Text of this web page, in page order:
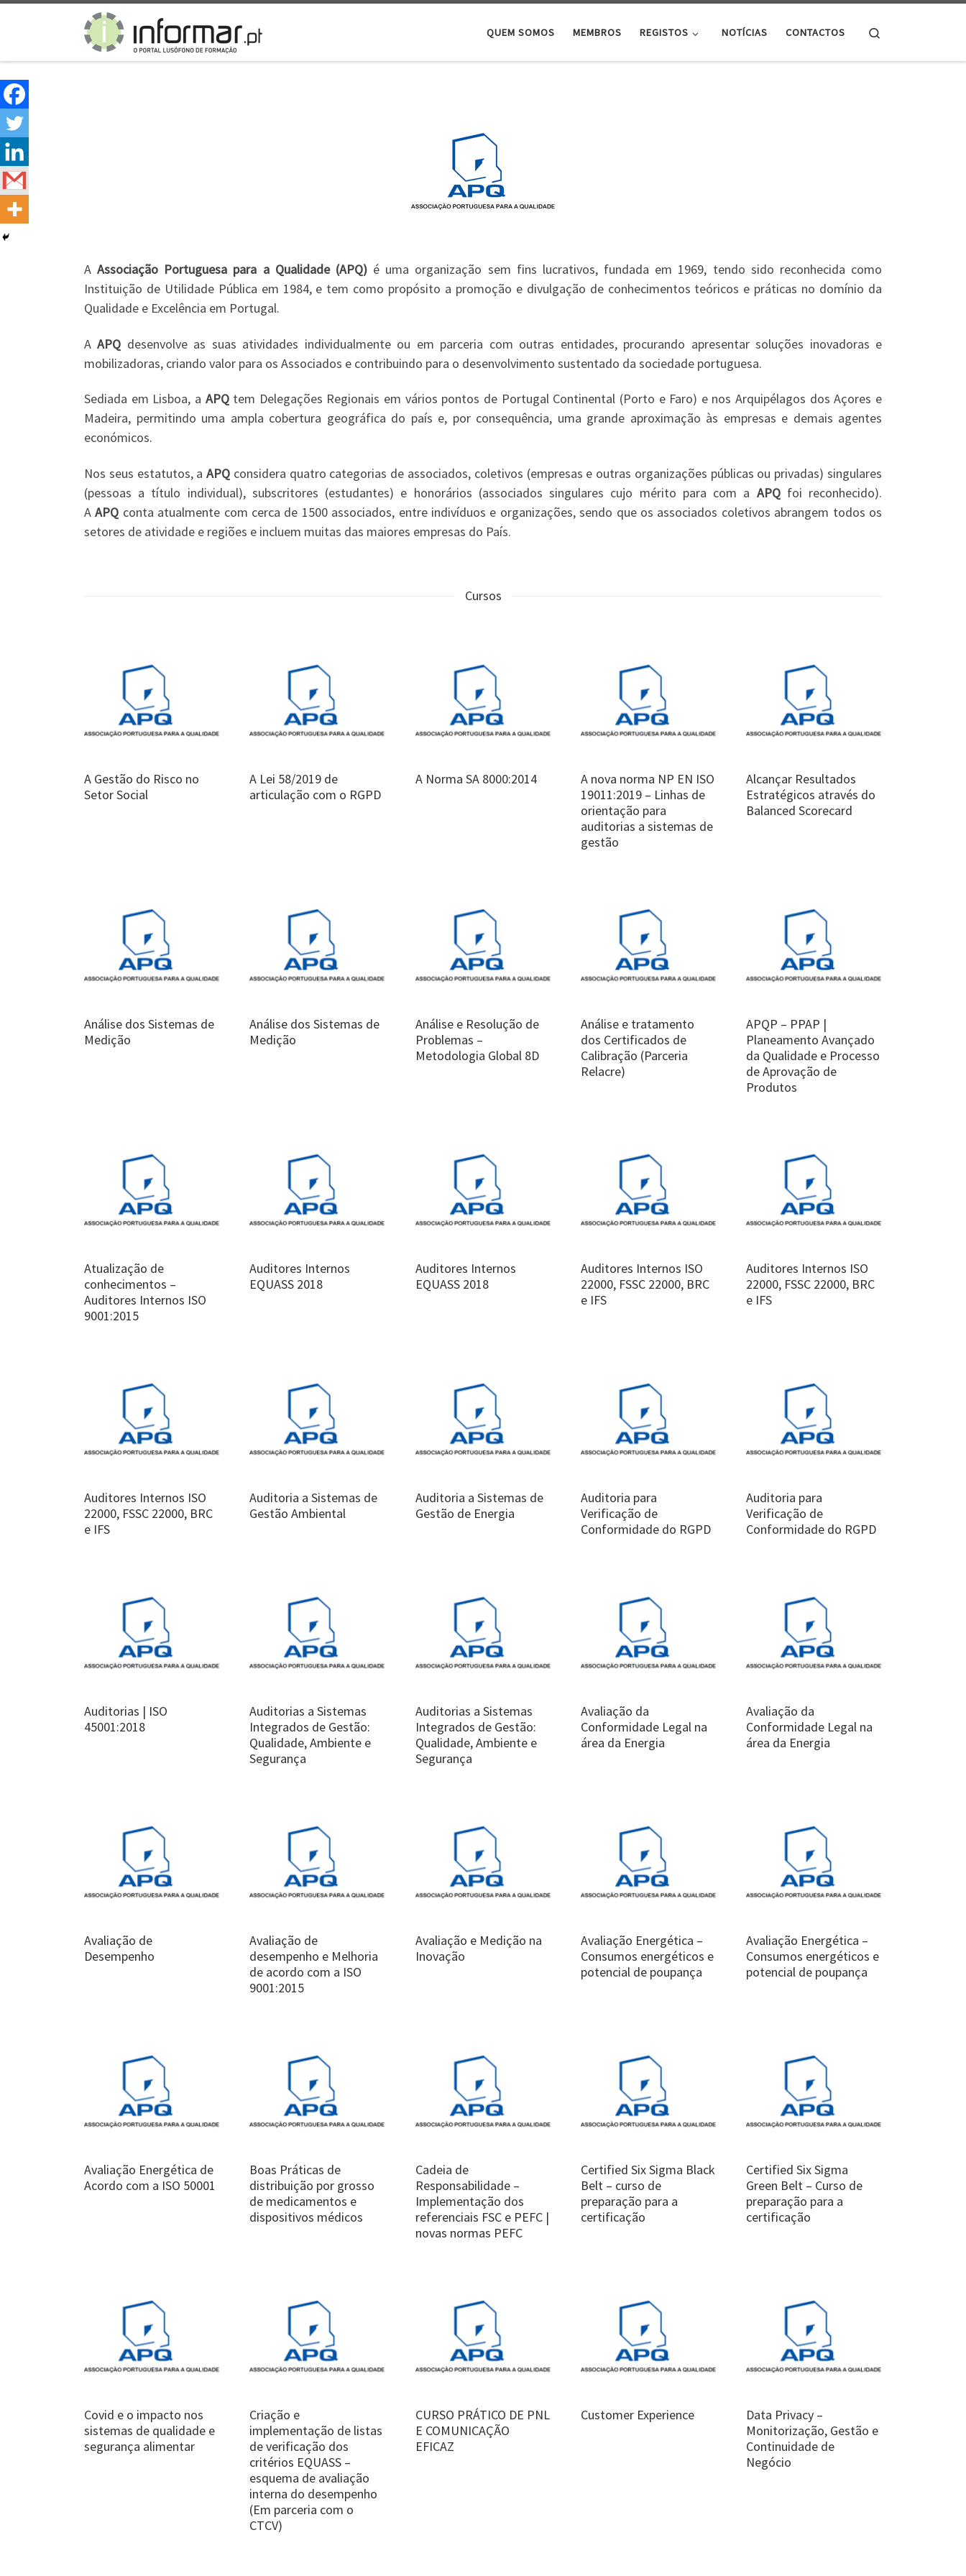
Skip to content
QUEM SOMOS MEMBROS REGISTOS NOTÍCIAS CONTACTOS
AAssociação Portuguesa para a Qualidade (APQ)é uma organização sem fins lucrativos, fundada em 1969, tendo sido reconhecida como
Instituição de Utilidade Pública em 1984, e tem como propósito a promoção e divulgação de conhecimentos teóricos e práticas no domínio da
Qualidade e Excelência em Portugal.
AAPQ desenvolve as suas atividades individualmente ou em parceria com outras entidades, procurando apresentar soluções inovadoras e
mobilizadoras, criando valor para os Associados e contribuindo para o desenvolvimento sustentado da sociedade portuguesa.
Sediada em Lisboa, a APQtem Delegações Regionais em vários pontos de Portugal Continental (Porto e Faro) e nos Arquipélagos dos Açores e
Madeira, permitindo uma ampla cobertura geográfica do país e, por consequência, uma grande aproximação às empresas e demais agentes
económicos.
Nos seus estatutos, aAPQ considera quatro categorias de associados, coletivos (empresas e outras organizações públicas ou privadas) singulares
(pessoas a título individual), subscritores (estudantes) e honorários (associados singulares cujo mérito para com a APQfoi reconhecido).
AAPQ conta atualmente com cerca de 1500 associados, entre indivíduos e organizações, sendo que os associados coletivos abrangem todos os
setores de atividade e regiões e incluem muitas das maiores empresas do País.
Cursos
A Gestão do Risco no
Setor Social
A Lei 58/2019 de
articulação com o RGPD
A Norma SA 8000:2014
A nova norma NP EN ISO
19011:2019 – Linhas de
orientação para
auditorias a sistemas de
gestão
Alcançar Resultados
Estratégicos através do
Balanced Scorecard
Análise dos Sistemas de
Medição
Análise dos Sistemas de
Medição
Análise e Resolução de
Problemas –
Metodologia Global 8D
Análise e tratamento
dos Certificados de
Calibração (Parceria
Relacre)
APQP – PPAP |
Planeamento Avançado
da Qualidade e Processo
de Aprovação de
Produtos
Atualização de
conhecimentos –
Auditores Internos ISO
9001:2015
Auditores Internos
EQUASS 2018
Auditores Internos
EQUASS 2018
Auditores Internos ISO
22000, FSSC 22000, BRC
e IFS
Auditores Internos ISO
22000, FSSC 22000, BRC
e IFS
Auditores Internos ISO
22000, FSSC 22000, BRC
e IFS
Auditoria a Sistemas de
Gestão Ambiental
Auditoria a Sistemas de
Gestão de Energia
Auditoria para
Verificação de
Conformidade do RGPD
Auditoria para
Verificação de
Conformidade do RGPD
Auditorias | ISO
45001:2018
Auditorias a Sistemas
Integrados de Gestão:
Qualidade, Ambiente e
Segurança
Auditorias a Sistemas
Integrados de Gestão:
Qualidade, Ambiente e
Segurança
Avaliação da
Conformidade Legal na
área da Energia
Avaliação da
Conformidade Legal na
área da Energia
Avaliação de
Desempenho
Avaliação de
desempenho e Melhoria
de acordo com a ISO
9001:2015
Avaliação e Medição na
Inovação
Avaliação Energética –
Consumos energéticos e
potencial de poupança
Avaliação Energética –
Consumos energéticos e
potencial de poupança
Avaliação Energética de
Acordo com a ISO 50001
Boas Práticas de
distribuição por grosso
de medicamentos e
dispositivos médicos
Cadeia de
Responsabilidade –
Implementação dos
referenciais FSC e PEFC |
novas normas PEFC
Certified Six Sigma Black
Belt – curso de
preparação para a
certificação
Certified Six Sigma
Green Belt – Curso de
preparação para a
certificação
Covid e o impacto nos
sistemas de qualidade e
segurança alimentar
Criação e
implementação de listas
de verificação dos
critérios EQUASS –
esquema de avaliação
interna do desempenho
(Em parceria com o
CTCV)
CURSO PRÁTICO DE PNL
E COMUNICAÇÃO
EFICAZ
Customer Experience
Data Privacy –
Monitorização, Gestão e
Continuidade de
Negócio